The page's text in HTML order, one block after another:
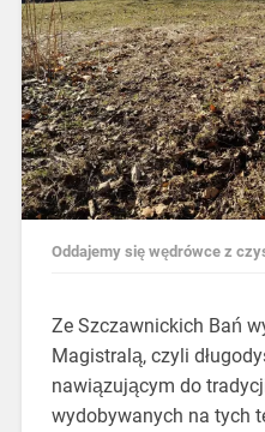
Oddajemy się wędrówce z
Ze Szczawnickich Bań
Magistralą, czyli
nawiązującym do
wydobywanych na tych